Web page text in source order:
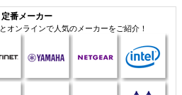
定番メーカー
オンラインで人気のメーカーをご紹介！